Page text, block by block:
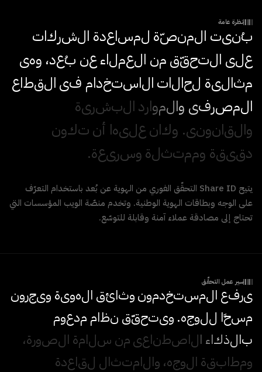
نظرة عامة
بنيت المنصة لمساعدة الشركات
على التحققمن العملاءعن بعد، وهي
مثالية لحالاتالاستخدام فيالقطاع
المصرفي والمواردالبشرية
والقانوني. وكانعليها أنتكون
دقيقة وممتثلةوسريعة.
يتيح Share ID التحقّق الفوري من الهوية عن بُعد باستخدام التعرّف
على الوجه وبطاقات الهوية الوطنية. وتخدم منصّة الويب المؤسسات التي
تحتاج إلى مصادقة عملاء آمنة وقابلة للتوسّع.
سير عمل التحقّق
يرفع المستخدمونوثائق الهوية ويجرون
مسحا للوجه. ويتحقق نظام مدعوم
بالذكاء الاصطناعيمن سلامة الصورة،
ومطابقة الوجه، والامتثال لقاعدة